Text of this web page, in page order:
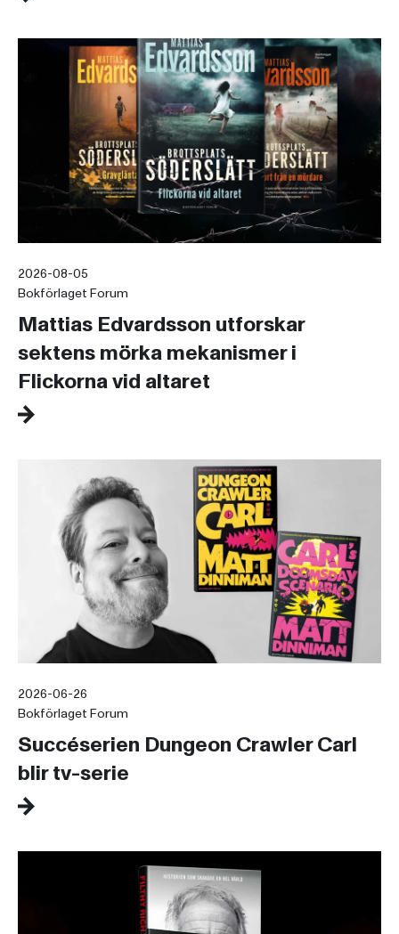
2026-08-05
Bokförlaget Forum
Mattias Edvardsson utforskar
sektens mörka mekanismer i
Flickorna vid altaret
2026-06-26
Bokförlaget Forum
Succéserien Dungeon Crawler Carl
blir tv-serie